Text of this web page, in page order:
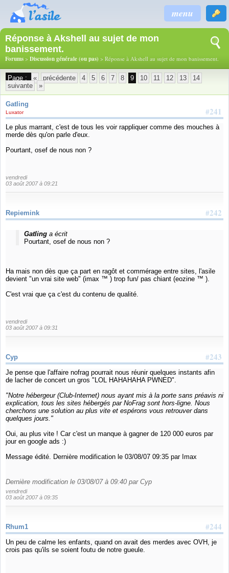
menu
Réponse à Akshell au sujet de mon
banissement.
Forums > Discussion générale (ou pas) > Réponse à Akshell au sujet de mon banissement.
Page : « précédente 4 5 6 7 8 9 10 11 12 13
14
suivante
»
Gatling
#241
Luxator
Le plus marrant, c'est de tous les voir rappliquer comme des mouches à
merde dès qu'on parle d'eux.
Pourtant, osef de nous non ?
vendredi
03 août 2007 à 09:21
#242
Repiemink
Gatlinga écrit
Pourtant, osef de nous non ?
Ha mais non dès que ça part en ragôt et commérage entre sites, l'asile
devient "un vrai site web" (imax ™ ) trop fun/ pas chiant (eozine ™ ).
C'est vrai que ça c'est du contenu de qualité.
vendredi
03 août 2007 à 09:31
#243
Cyp
Je pense que l'affaire nofrag pourrait nous réunir quelques instants afin
de lacher de concert un gros "LOL HAHAHAHA PWNED".
"Notre hébergeur (Club-Internet) nous ayant mis à la porte sans préavis ni
explication, tous les sites hébergés par NoFrag sont hors-ligne. Nous
cherchons une solution au plus vite et espérons vous retrouver dans
quelques jours."
Oui, au plus vite ! Car c'est un manque à gagner de 120 000 euros par
jour en google ads :)
Message édité. Dernière modification le 03/08/07 09:35 par Imax
Dernière modification le 03/08/07 à 09:40 par Cyp
vendredi
03 août 2007 à 09:35
#244
Rhum1
Un peu de calme les enfants, quand on avait des merdes avec OVH, je
crois pas qu'ils se soient foutu de notre gueule.